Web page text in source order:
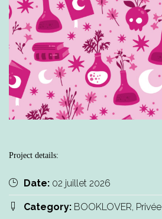
Project details:
Date: 02 juillet 2026
Category: BOOKLOVER, Privée